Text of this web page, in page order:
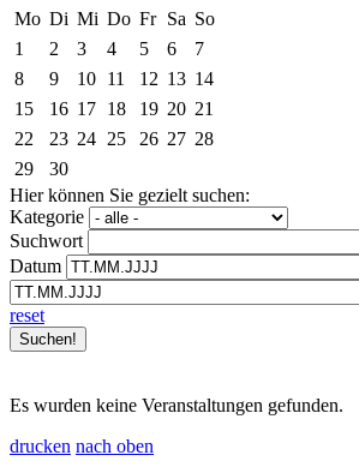
Mo Di Mi Do Fr Sa So
1
2 3 4 5 6
7
8
9 10 11 12 13 14
15
16 17 18 19 20 21
22
23 24 25 26 27 28
29
30
Hier können Sie gezielt suchen:
Kategorie
Suchwort
Datum
reset
Es wurden keine Veranstaltungen gefunden.
drucken nach oben